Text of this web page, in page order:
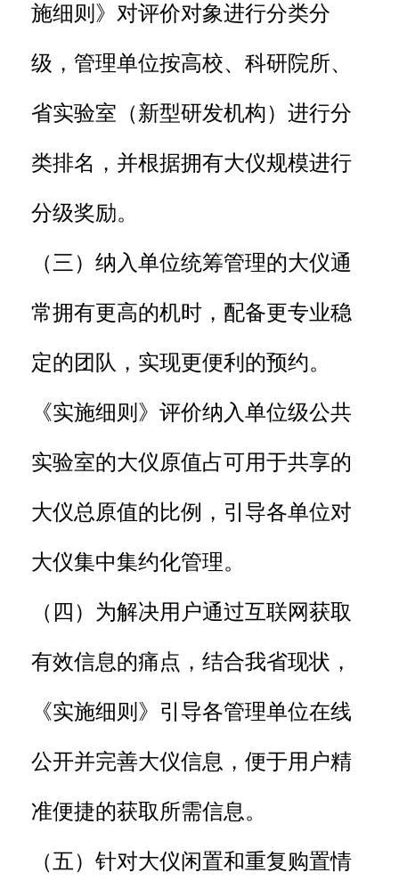
施细则》对评价对象进行分类分
级，管理单位按高校、科研院所、
省实验室（新型研发机构）进行分
类排名，并根据拥有大仪规模进行
分级奖励。
（三）纳入单位统筹管理的大仪通
常拥有更高的机时，配备更专业稳
定的团队，实现更便利的预约。
《实施细则》评价纳入单位级公共
实验室的大仪原值占可用于共享的
大仪总原值的比例，引导各单位对
大仪集中集约化管理。
（四）为解决用户通过互联网获取
有效信息的痛点，结合我省现状，
《实施细则》引导各管理单位在线
公开并完善大仪信息，便于用户精
准便捷的获取所需信息。
（五）针对大仪闲置和重复购置情